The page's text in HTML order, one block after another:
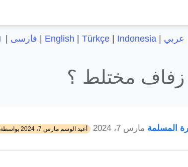
عربي |
English Türkçe| Indonesia فارسی
زفاف مختلط ؟
المسلمة مارس 7، 2024 أعيد الوسم مارس 7، 2024 بواسطة